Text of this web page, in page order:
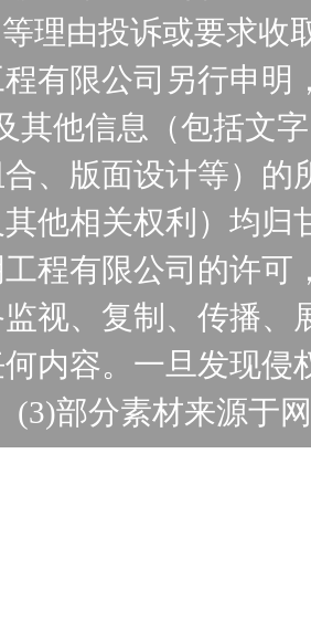
理由投诉或要求收
有限公司另行申
其他信息（包括文
、版面设计等）的
他相关权利）均归
程有限公司的许
视、复制、传播、
内容。一旦发现侵
(3)部分素材来源于